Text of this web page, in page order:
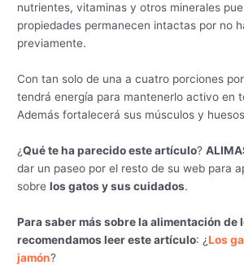
nutrientes, vitaminas y otros minerales
propiedades permanecen intactas por no
previamente.
Con tan solo de una a cuatro porciones
tendrá energía para mantenerlo activo en
Además fortalecerá sus músculos y
¿Qué te ha parecido este artículo?
dar un paseo por el resto de su web para
sobrelos gatos y sus cuidados.
Para saber más sobre la alimentación de
recomendamos leer este artículo: ¿Los
jamón?